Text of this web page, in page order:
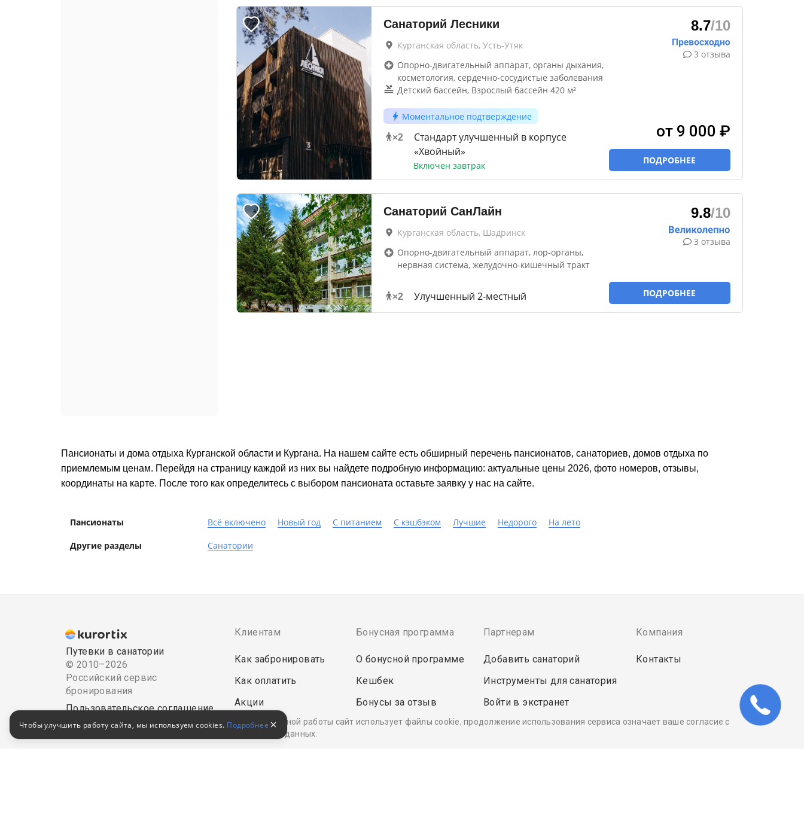
Санаторий Лесники
Курганская область, Усть-Утяк
Опорно-двигательный аппарат, органы дыхания,
косметология, сердечно-сосудистые заболевания
Детский бассейн, Взрослый бассейн 420 м²
Моментальное подтверждение
×2
Стандарт улучшенный в корпусе
«Хвойный»
Включен завтрак
8.7/10
3 отзыва
от 9 000 ₽
ПОДРОБНЕЕ
Санаторий СанЛайн
Курганская область, Шадринск
Опорно-двигательный аппарат, лор-органы,
нервная система, желудочно-кишечный тракт
×2 Улучшенный 2-местный
9.8/10
3 отзыва
ПОДРОБНЕЕ
Пансионаты и дома отдыха Курганской области и Кургана. На нашем сайте есть обширный перечень пансионатов, санаториев, домов отдыха по
приемлемым ценам. Перейдя на страницу каждой из них вы найдете подробную информацию: актуальные цены 2026, фото номеров, отзывы,
координаты на карте. После того как определитесь с выбором пансионата оставьте заявку у нас на сайте.
Пансионаты Всё включено Новый год С питанием С кэшбэком Лучшие Недорого На лето
Другие разделы Санатории
Путевки в санатории
© 2010–2026
Российский сервис
бронирования
Пользовательское соглашение
Политика конфиденциальности
Клиентам
Как забронировать
Как оплатить
Акции
Бонусная программа
О бонусной программе
Кешбек
Бонусы за отзыв
Партнерам
Добавить санаторий
Инструменты для санатория
Войти в экстранет
Компания
Контакты
Для корректной работы сайт использует файлы cookie, продолжение использования сервиса означает ваше согласие с
обработкой данных.
Чтобы улучшить работу сайта, мы используем cookies. Подробнее